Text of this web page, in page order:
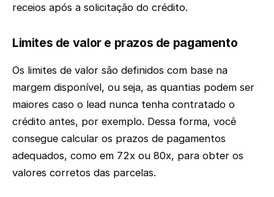
receios após a solicitação do crédito.
Limites de valor e prazos de pagamento
Os limites de valor são definidos com base na
margem disponível, ou seja, as quantias podem ser
maiores caso o lead nunca tenha contratado o
crédito antes, por exemplo. Dessa forma, você
consegue calcular os prazos de pagamentos
adequados, como em 72x ou 80x, para obter os
valores corretos das parcelas.